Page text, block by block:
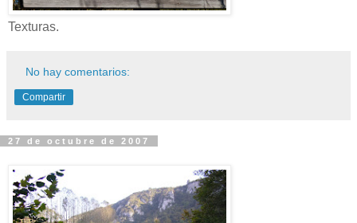
Texturas.
No hay comentarios:
Compartir
27 de octubre de 2007